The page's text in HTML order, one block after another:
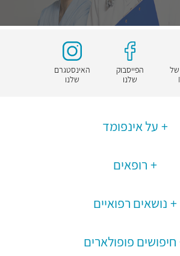
של
הפייסבוק
שלנו
האינסטגרם
שלנו
על אינפומד
רופאים
נושאים רפואיים
חיפושים פופולארים